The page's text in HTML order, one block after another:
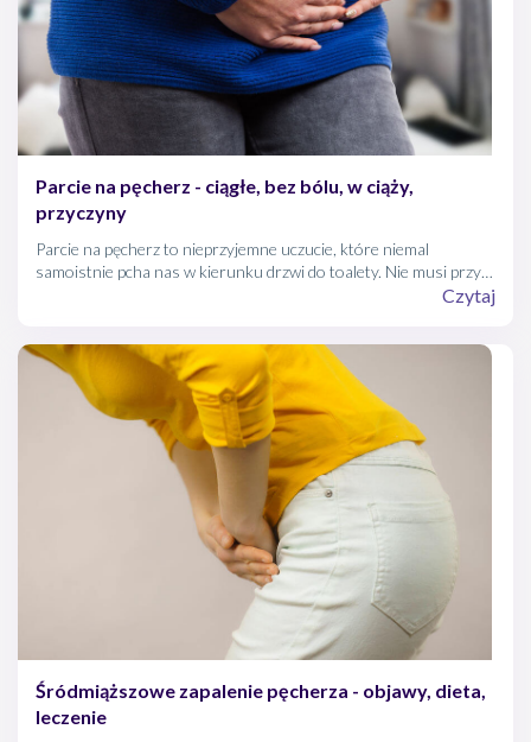
Parcie na pęcherz - ciągłe, bez bólu, w ciąży,
przyczyny
Parcie na pęcherz to nieprzyjemne uczucie, które niemal
samoistnie pcha nas w kierunku drzwi do toalety. Nie musi przy
tym parcie na pęcherz bynajmniej oznaczać, że jest on pełny.Czytaj
Śródmiąższowe zapalenie pęcherza - objawy, dieta,
leczenie